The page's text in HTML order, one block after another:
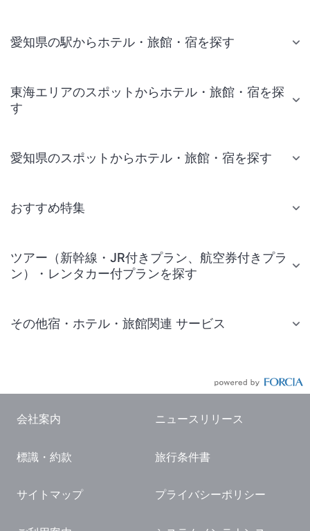
愛知県の駅からホテル・旅館・宿を探す
東海エリアのスポットからホテル・旅館・宿を探
す
愛知県のスポットからホテル・旅館・宿を探す
おすすめ特集
ツアー（新幹線・JR付きプラン、航空券付きプラ
ン）・レンタカー付プランを探す
その他宿・ホテル・旅館関連 サービス
国内観光ガイド
旅行・観光情報
会社案内 ニュースリリース
標識・約款 旅行条件書
サイトマップ プライバシーポリシー